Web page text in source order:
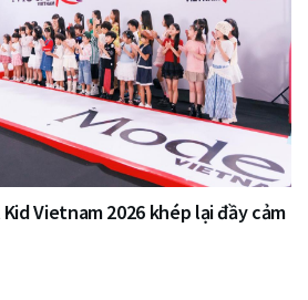
Vietnam 2026 khép lại đầy cảm